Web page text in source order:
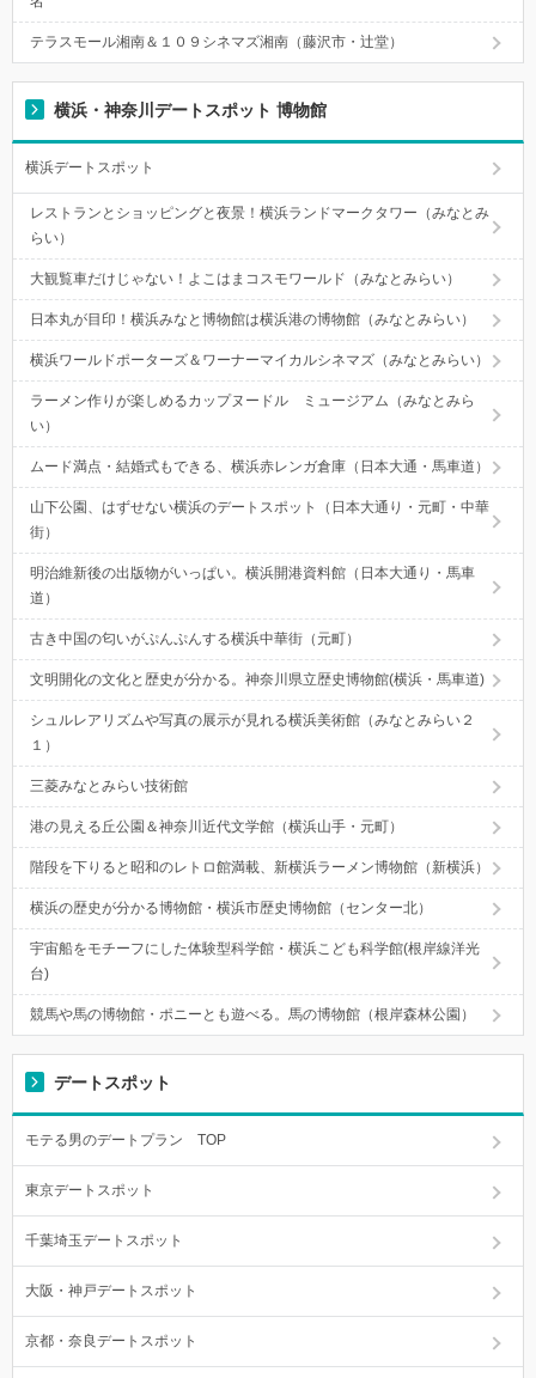
テラスモール湘南＆１０９シネマズ湘南（藤沢市・辻堂）
横浜・神奈川デートスポット 博物館
横浜デートスポット
レストランとショッピングと夜景！横浜ランドマークタワー（みなとみ
らい）
大観覧車だけじゃない！よこはまコスモワールド（みなとみらい）
日本丸が目印！横浜みなと博物館は横浜港の博物館（みなとみらい）
横浜ワールドポーターズ＆ワーナーマイカルシネマズ（みなとみらい）
ラーメン作りが楽しめるカップヌードル ミュージアム（みなとみら
い）
ムード満点・結婚式もできる、横浜赤レンガ倉庫（日本大通・馬車道）
山下公園、はずせない横浜のデートスポット（日本大通り・元町・中華
街）
明治維新後の出版物がいっぱい。横浜開港資料館（日本大通り・馬車
道）
古き中国の匂いがぷんぷんする横浜中華街（元町）
文明開化の文化と歴史が分かる。神奈川県立歴史博物館(横浜・馬車道)
シュルレアリズムや写真の展示が見れる横浜美術館（みなとみらい２
１）
三菱みなとみらい技術館
港の見える丘公園＆神奈川近代文学館（横浜山手・元町）
階段を下りると昭和のレトロ館満載、新横浜ラーメン博物館（新横浜）
横浜の歴史が分かる博物館・横浜市歴史博物館（センター北）
宇宙船をモチーフにした体験型科学館・横浜こども科学館(根岸線洋光
台)
競馬や馬の博物館・ポニーとも遊べる。馬の博物館（根岸森林公園）
デートスポット
モテる男のデートプラン TOP
東京デートスポット
千葉埼玉デートスポット
大阪・神戸デートスポット
京都・奈良デートスポット